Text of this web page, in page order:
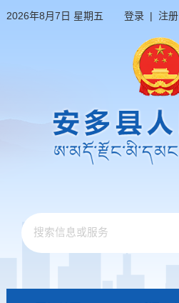
2026年8月7日 星期五 登录 | 注册